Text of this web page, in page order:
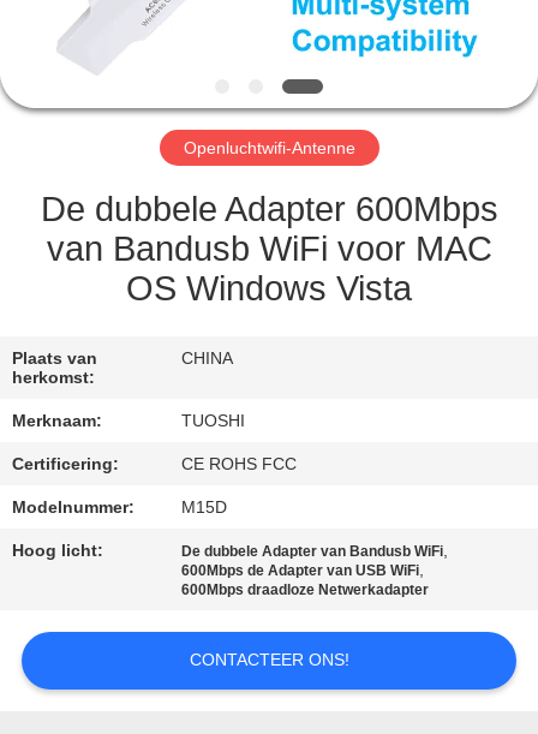
ONS
NIEUWS
GEVALLEN
VERZOEK
OM EEN
CITAAT
VR
SITEMAP
Openluchtwifi-Antenne
De dubbele Adapter 600Mbps
van Bandusb WiFi voor MAC
OS Windows Vista
Plaats van
herkomst:
CHINA
Merknaam: TUOSHI
Certificering: CE ROHS FCC
Modelnummer: M15D
Hoog licht: De dubbele Adapter van Bandusb WiFi,
600Mbps de Adapter van USB WiFi,
600Mbps draadloze Netwerkadapter
CONTACTEER ONS!